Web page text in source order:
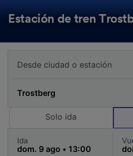
Estación de tren
Solo ida
Ida